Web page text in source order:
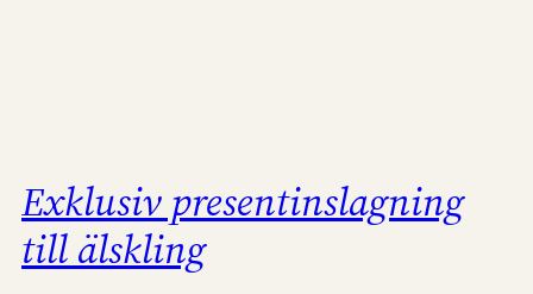
Exklusiv presentinslagning
till älskling